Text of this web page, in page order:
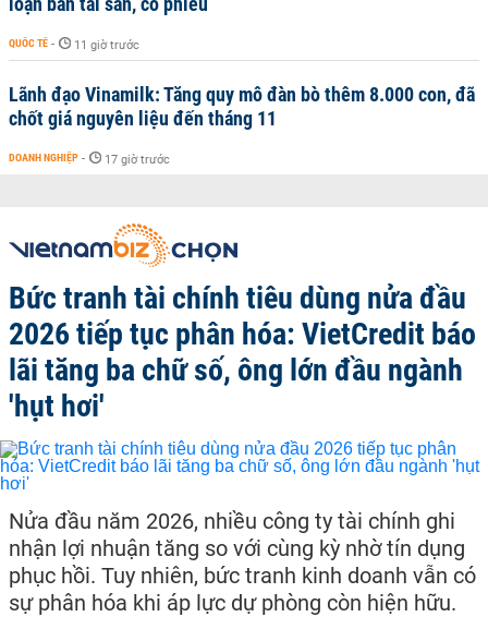
QUỐC TẾ - 11 giờ trước
Lãnh đạo Vinamilk: Tăng quy mô đàn bò thêm 8.000 con, đã
chốt giá nguyên liệu đến tháng 11
DOANH NGHIỆP - 17 giờ trước
Bức tranh tài chính tiêu dùng nửa đầu
2026 tiếp tục phân hóa: VietCredit báo
lãi tăng ba chữ số, ông lớn đầu ngành
'hụt hơi'
Nửa đầu năm 2026, nhiều công ty tài chính ghi
nhận lợi nhuận tăng so với cùng kỳ nhờ tín dụng
phục hồi. Tuy nhiên, bức tranh kinh doanh vẫn có
sự phân hóa khi áp lực dự phòng còn hiện hữu.